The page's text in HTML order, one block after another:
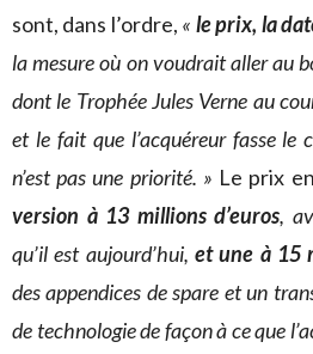
sont, dans l’ordre, « le prix, la
la mesure où on voudrait aller au
dont le Trophée Jules Verne au
et le fait que l’acquéreur fasse le
n’est pas une priorité. » Le prix
version à 13 millions d’euros,
qu’il est aujourd’hui, et une à 15
des appendices de spare et un
de technologie de façon à ce que